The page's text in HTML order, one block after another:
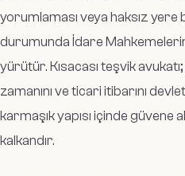
yorumlaması veya haksız yere
durumunda İdare
yürütür. Kısacası teşvik avukatı;
zamanını ve ticari itibarını
karmaşık yapısı içinde güvene
kalkandır.